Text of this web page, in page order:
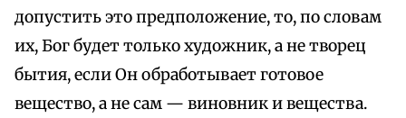
допустить это предположение, то, по словам
их, Бог будет только художник, а не творец
бытия, если Он обработывает готовое
вещество, а не сам — виновник и вещества.